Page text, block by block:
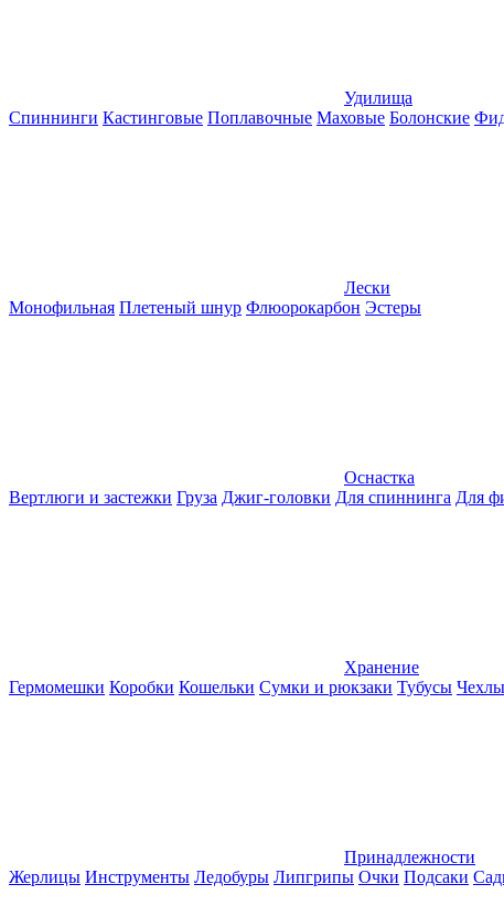
Удилища
Спиннинги Кастинговые Поплавочные Маховые Болонские
Лески
Монофильная Плетеный шнур Флюорокарбон Эстеры
Оснастка
Вертлюги и застежки Груза Джиг-головки Для спиннинга Для
Хранение
Гермомешки Коробки Кошельки Сумки и рюкзаки Тубусы
Принадлежности
Жерлицы Инструменты Ледобуры Липгрипы Очки Подсаки